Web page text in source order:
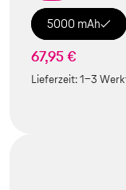
5000 mAh
67,95 €
Lieferzeit:1-3